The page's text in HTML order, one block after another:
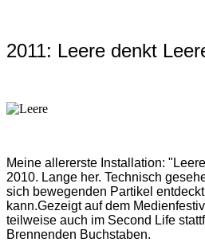
2011: Leere denkt
Meine allererste Installation:
2010. Lange her. Technisch
sich bewegenden Partikel
kann.Gezeigt auf dem
teilweise auch im Second Life
Brennenden Buchstaben.